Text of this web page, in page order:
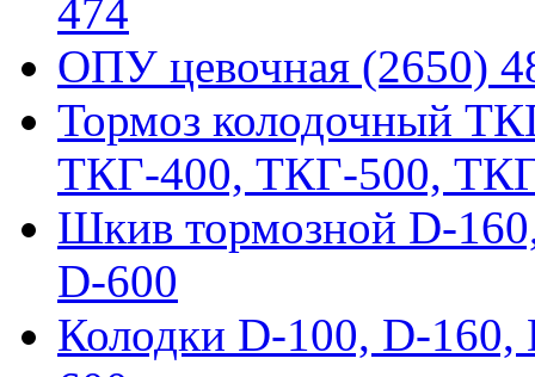
474
ОПУ цевочная (2650)
Тормоз колодочный
ТКГ-400, ТКГ-500,
Шкив тормозной D-
D-600
Колодки D-100, D-